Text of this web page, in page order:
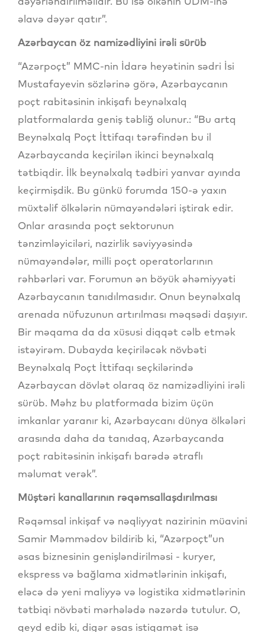
əlavə dəyər qatır”.
Azərbaycan öz namizədliyini irəli sürüb
“Azərpoçt” MMC-nin İdarə heyətinin sədri İsi
Mustafayevin sözlərinə görə, Azərbaycanın
poçt rabitəsinin inkişafı beynəlxalq
platformalarda geniş təbliğ olunur.: “Bu artq
Beynəlxalq Poçt İttifaqı tərəfindən bu il
Azərbaycanda keçirilən ikinci beynəlxalq
tətbiqdir. İlk beynəlxalq tədbiri yanvar ayında
keçirmişdik. Bu günkü forumda 150-ə yaxın
müxtəlif ölkələrin nümayəndələri iştirak edir.
Onlar arasında poçt sektorunun
tənzimləyiciləri, nazirlik səviyyəsində
nümayəndələr, milli poçt operatorlarının
rəhbərləri var. Forumun ən böyük əhəmiyyəti
Azərbaycanın tanıdılmasıdır. Onun beynəlxalq
arenada nüfuzunun artırılması məqsədi daşıyır.
Bir məqama da da xüsusi diqqət cəlb etmək
istəyirəm. Dubayda keçiriləcək növbəti
Beynəlxalq Poçt İttifaqı seçkilərində
Azərbaycan dövlət olaraq öz namizədliyini irəli
sürüb. Məhz bu platformada bizim üçün
imkanlar yaranır ki, Azərbaycanı dünya ölkələri
arasında daha da tanıdaq, Azərbaycanda
poçt rabitəsinin inkişafı barədə ətraflı
məlumat verək”.
Müştəri kanallarının rəqəmsallaşdırılması
Rəqəmsal inkişaf və nəqliyyat nazirinin müavini
Samir Məmmədov bildirib ki, “Azərpoçt”un
əsas biznesinin genişləndirilməsi - kuryer,
ekspress və bağlama xidmətlərinin inkişafı,
eləcə də yeni maliyyə və logistika xidmətlərinin
tətbiqi növbəti mərhələdə nəzərdə tutulur. O,
qeyd edib ki, digər əsas istiqamət isə